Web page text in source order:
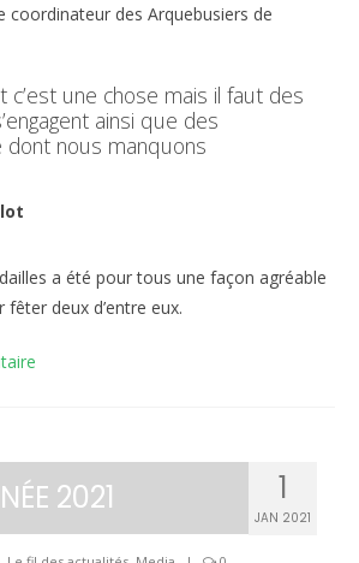
coordinateur des Arquebusiers de
c’est une chose mais il faut des
ainsi que des
dont nous manquons
a été pour tous une façon agréable
deux d’entre eux.
1
JAN 2021
2021